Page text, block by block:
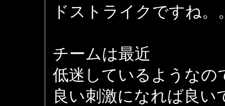
ドストライクですね。
チームは最近
低迷しているようなの
良い刺激になれば良い